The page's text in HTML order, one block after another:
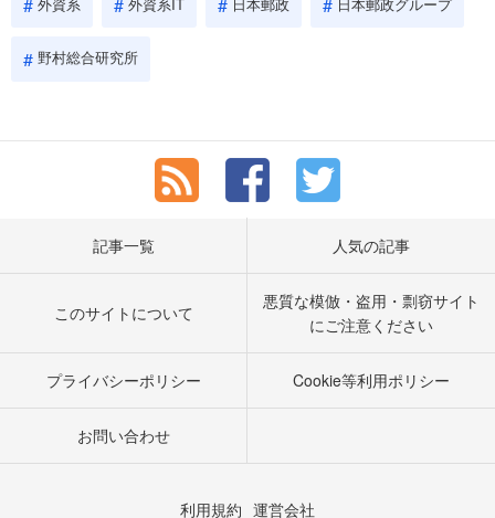
野村総合研究所
記事一覧 人気の記事
このサイトについて
悪質な模倣・盗用・剽窃サイト
にご注意ください
プライバシーポリシー Cookie等利用ポリシー
お問い合わせ
利用規約 運営会社